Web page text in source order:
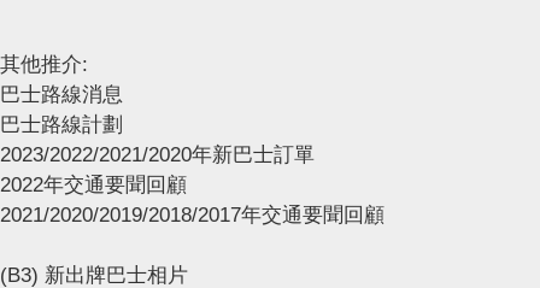
其他推介:
巴士路線消息
巴士路線計劃
2023/2022/2021/2020年新巴士訂單
2022年交通要聞回顧
2021/2020/2019/2018/2017年交通要聞回顧
(B3) 新出牌巴士相片